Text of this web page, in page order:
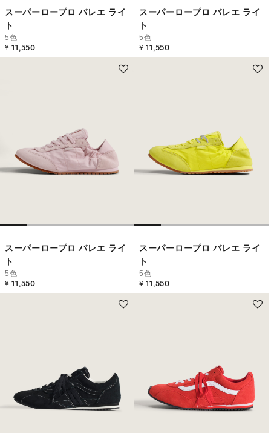
スーパーロープロ バレエ ライ
ト
5色
¥ 11,550
スーパーロープロ バレエ ライ
ト
5色
¥ 11,550
スーパーロープロ バレエ ライ
ト
5色
¥ 11,550
スーパーロープロ バレエ ライ
ト
5色
¥ 11,550